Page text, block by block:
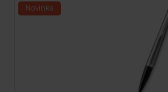
Novinka